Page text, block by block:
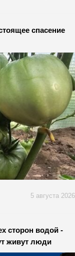
спасение
5 августа 2026
сторон водой -
живут люди